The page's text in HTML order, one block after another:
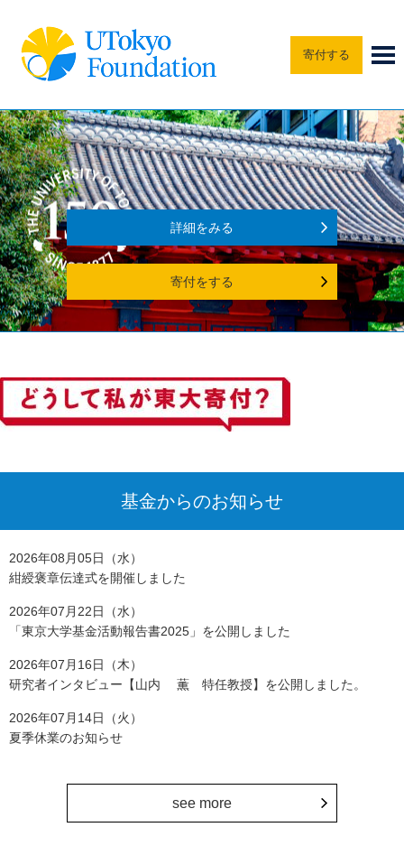
寄付する
詳細をみる
寄付をする
基金からのお知らせ
2026年08月05日（水）
紺綬褒章伝達式を開催しました
2026年07月22日（水）
「東京大学基金活動報告書2025」を公開しました
2026年07月16日（木）
研究者インタビュー【山内 薫 特任教授】を公開しました。
2026年07月14日（火）
夏季休業のお知らせ
see more